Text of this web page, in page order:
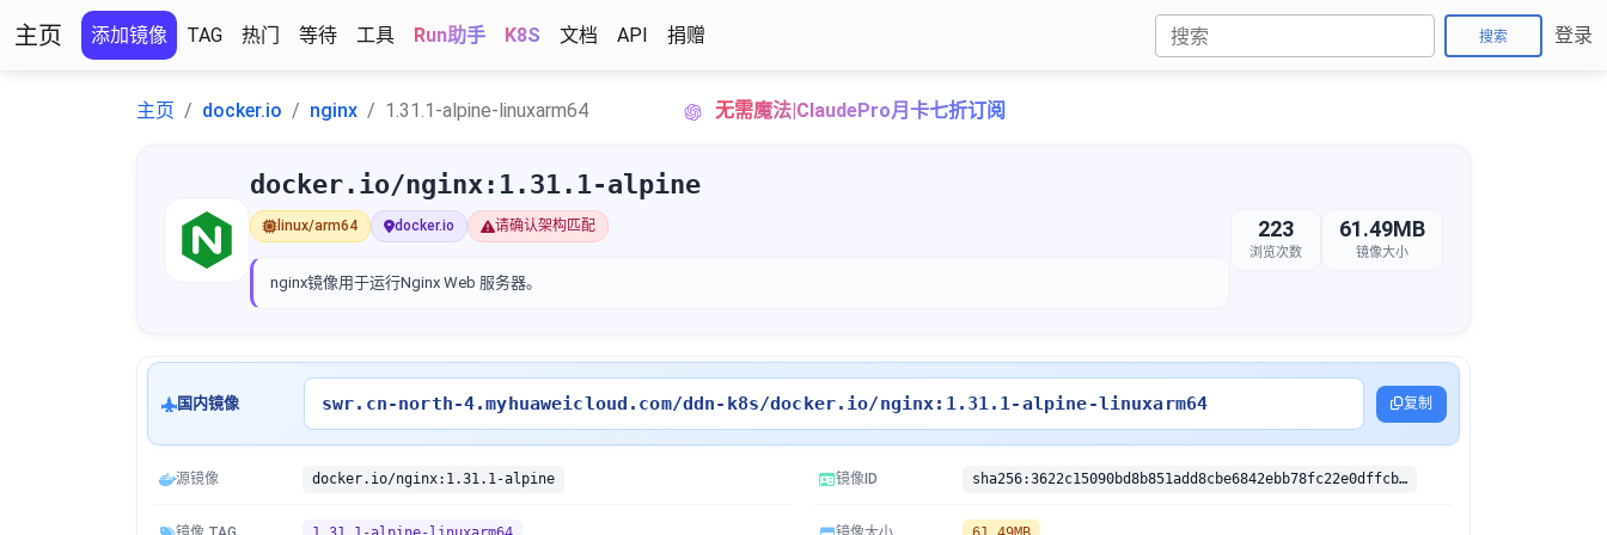
主页 添加镜像 TAG 热门 等待 工具 Run助手 K8S 文档 API 捐赠 搜索 登录
主页 docker.io nginx 1.31.1-alpine-linuxarm64 无需魔法|ClaudePro月卡七折订阅
docker.io/nginx:1.31.1-alpine
linux/arm64 docker.io 请确认架构匹配
nginx镜像用于运行Nginx Web 服务器。
223
浏览次数
61.49MB
镜像大小
国内镜像 swr.cn-north-4.myhuaweicloud.com/ddn-k8s/docker.io/nginx:1.31.1-alpine-linuxarm64 复制
源镜像 docker.io/nginx:1.31.1-alpine 镜像ID sha256:3622c15090bd8b851add8cbe6842ebb78fc22e0dffcb412ca6ae5a1aa0c43728